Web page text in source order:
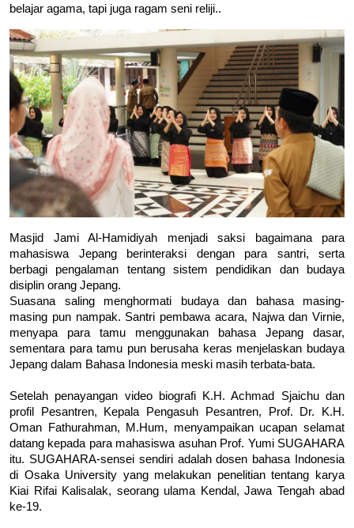
belajar agama, tapi juga ragam seni reliji..
Masjid Jami Al-Hamidiyah menjadi saksi bagaimana para
mahasiswa Jepang berinteraksi dengan para santri, serta
berbagi pengalaman tentang sistem pendidikan dan budaya
disiplin orang Jepang.
Suasana saling menghormati budaya dan bahasa masing-
masing pun nampak. Santri pembawa acara, Najwa dan Virnie,
menyapa para tamu menggunakan bahasa Jepang dasar,
sementara para tamu pun berusaha keras menjelaskan budaya
Jepang dalam Bahasa Indonesia meski masih terbata-bata.
Setelah penayangan video biografi K.H. Achmad Sjaichu dan
profil Pesantren, Kepala Pengasuh Pesantren, Prof. Dr. K.H.
Oman Fathurahman, M.Hum, menyampaikan ucapan selamat
datang kepada para mahasiswa asuhan Prof. Yumi SUGAHARA
itu. SUGAHARA-sensei sendiri adalah dosen bahasa Indonesia
di Osaka University yang melakukan penelitian tentang karya
Kiai Rifai Kalisalak, seorang ulama Kendal, Jawa Tengah abad
ke-19.